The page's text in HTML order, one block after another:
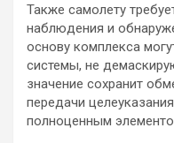
Также самолету
наблюдения и
основу комплекса
системы, не
значение сохранит
передачи
полноценным